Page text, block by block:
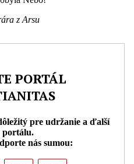
z Arsu
PORTÁL
pre udržanie a ďalší
portálu.
nás sumou: